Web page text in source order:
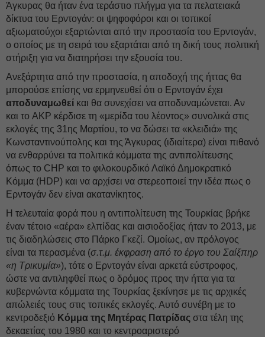
Άγκυρας θα ήταν ένα τεράστιο πλήγμα για τα πελατειακά
δίκτυα του Ερντογάν: οι ψηφοφόροι και οι τοπικοί
αξιωματούχοι εξαρτώνται από την προστασία του Ερντογάν,
ο οποίος με τη σειρά του εξαρτάται από τη δική τους πολιτική
στήριξη για να διατηρήσει την εξουσία του.
Ανεξάρτητα από την προστασία, η αποδοχή της ήττας θα
μπορούσε επίσης να ερμηνευθεί ότι ο Ερντογάν έχει
αποδυναμωθεί και θα συνεχίσει να αποδυναμώνεται. Αν
και το AKP κέρδισε τη «μερίδα του λέοντος» συνολικά στις
εκλογές της 31ης Μαρτίου, το να δώσει τα «κλειδιά» της
Κωνσταντινούπολης και της Άγκυρας (ιδιαίτερα) είναι πιθανό
να ενθαρρύνει τα πολιτικά κόμματα της αντιπολίτευσης
όπως το CHP και το φιλοκουρδικό Λαϊκό Δημοκρατικό
Κόμμα (HDP) και να αρχίσει να στερεοποιεί την ιδέα πως ο
Ερντογάν δεν είναι ακατανίκητος.
Η τελευταία φορά που η αντιπολίτευση της Τουρκίας βρήκε
έναν τέτοιο «αέρα» ελπίδας και αισιοδοξίας ήταν το 2013, με
τις διαδηλώσεις στο Πάρκο Γκεζί. Ομοίως, αν πρόλογος
είναι τα περασμένα (σ.τ.μ. έκφραση από το έργο του Σαίξπηρ
«η Τρικυμία»), τότε ο Ερντογάν είναι αρκετά εύστροφος,
ώστε να αντιληφθεί πως ο δρόμος προς την ήττα για τα
κυβερνώντα κόμματα της Τουρκίας ξεκίνησε με τις αρχικές
απώλειές τους στις τοπικές εκλογές. Αυτό συνέβη με το
κεντροδεξιό Κόμμα της Μητέρας Πατρίδας στα τέλη της
δεκαετίας του 1980 και το κεντροαριστερό